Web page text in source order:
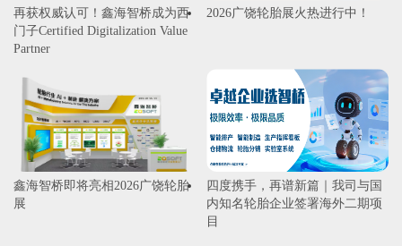
再获权威认可！鑫海智桥成为西
门子Certified Digitalization Value
Partner
2026广饶轮胎展火热进行中！
鑫海智桥即将亮相2026广饶轮胎
展
四度携手，再谱新篇｜我司与国
内知名轮胎企业签署海外二期项
目